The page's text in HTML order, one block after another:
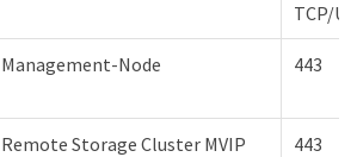
TCP/
Management-Node 443
Remote Storage Cluster MVIP 443